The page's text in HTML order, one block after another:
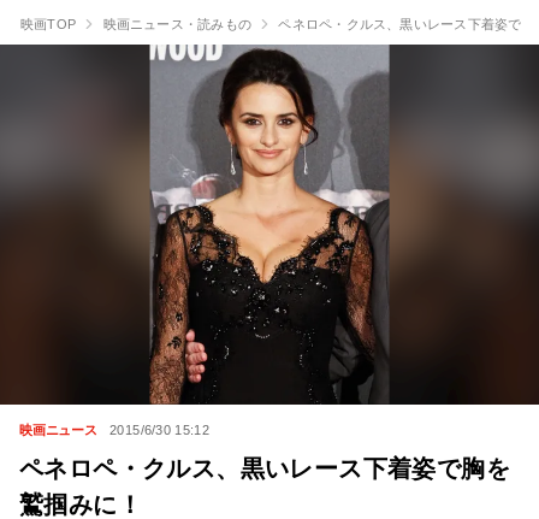
映画TOP 映画ニュース・読みもの ペネロペ・クルス、黒いレース下着姿で胸
映画ニュース 2015/6/30 15:12
ペネロペ・クルス、黒いレース下着姿で胸を
鷲掴みに！